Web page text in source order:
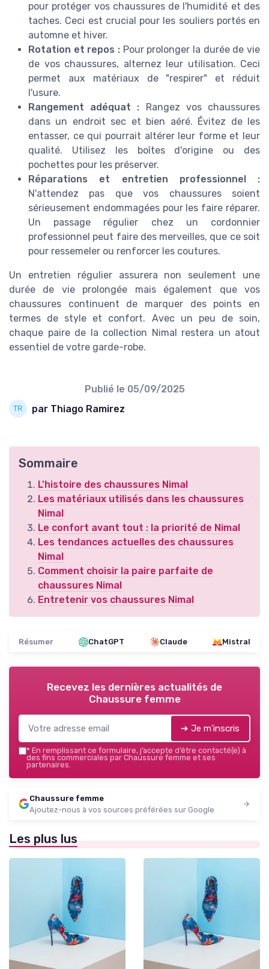
pour protéger vos chaussures de l'humidité et des
taches. Ceci est crucial pour les souliers portés en
automne et hiver.
Rotation et repos : Pour prolonger la durée de vie
de vos chaussures, alternez leur utilisation. Ceci
permet aux matériaux de "respirer" et réduit
l'usure.
Rangement adéquat : Rangez vos chaussures
dans un endroit sec et bien aéré. Évitez de les
entasser, ce qui pourrait altérer leur forme et leur
qualité. Utilisez les boîtes d'origine ou des
pochettes pour les préserver.
Réparations et entretien professionnel :
N'attendez pas que vos chaussures soient
sérieusement endommagées pour les faire réparer.
Un passage régulier chez un cordonnier
professionnel peut faire des merveilles, que ce soit
pour ressemeler ou renforcer les coutures.
Un entretien régulier assurera non seulement une
durée de vie prolongée mais également que vos
chaussures continuent de marquer des points en
termes de style et confort. Avec un peu de soin,
chaque paire de la collection Nimal restera un atout
essentiel de votre garde-robe.
Publié le 05/09/2025
par Thiago Ramirez
Sommaire
L'histoire des chaussures Nimal
Les matériaux utilisés dans les chaussures
Nimal
Le confort avant tout : la priorité de Nimal
Les tendances actuelles des chaussures
Nimal
Comment choisir la paire parfaite de
chaussures Nimal
Entretenir vos chaussures Nimal
Résumer ChatGPT Claude Mistral
Recevez les dernières actualités de
Chaussure femme
➔ Je m'inscris
* En remplissant ce formulaire, j’accepte d’être contacté(e) à
des fins commerciales par Chaussure femme et ses
partenaires.
Chaussure femme
Ajoutez-nous à vos sources préférées sur Google
Les plus lus